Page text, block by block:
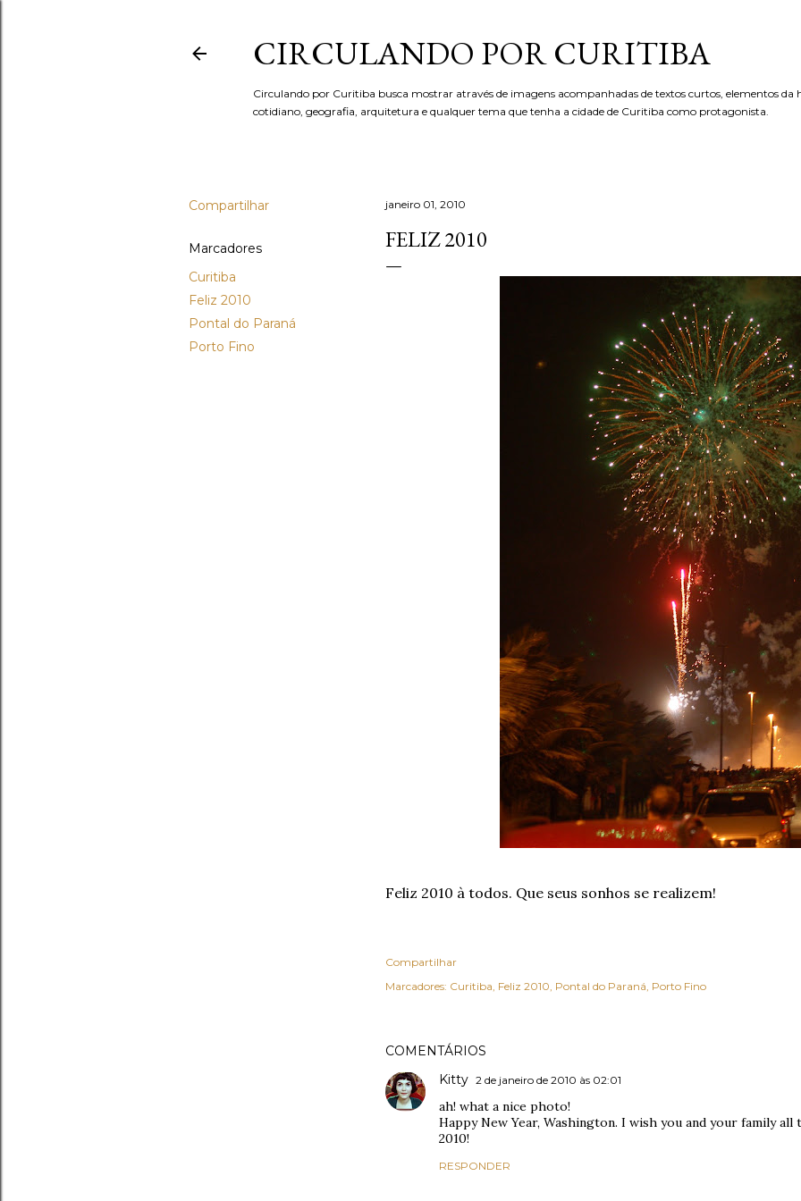
CIRCULANDO POR CURITIBA
Circulando por Curitiba busca mostrar através de imagens acompanhadas de textos curtos, elementos da
cotidiano, geografia, arquitetura e qualquer tema que tenha a cidade de Curitiba como protagonista.
Compartilhar
Marcadores
Curitiba
Feliz 2010
Pontal do Paraná
Porto Fino
janeiro 01, 2010
FELIZ 2010
Feliz 2010 à todos. Que seus sonhos se realizem!
Compartilhar
Marcadores: Curitiba Feliz 2010 Pontal do Paraná Porto Fino
COMENTÁRIOS
Kitty 2 de janeiro de 2010 às 02:01
ah! what a nice photo!
Happy New Year, Washington. I wish you and your family
2010!
RESPONDER